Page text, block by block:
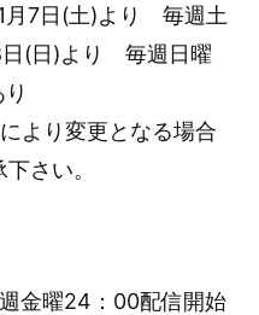
7日(土)より 毎週土
(日)より 毎週日曜
より変更となる場合
さい。
金曜24：00配信開始